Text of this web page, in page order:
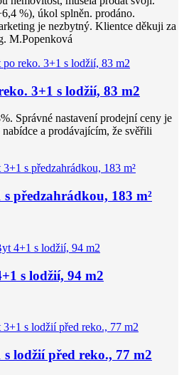
%), úkol splněn. prodáno.
je nezbytný. Klientce děkuji za
M.Popenková
3+1 s lodžií, 83 m2
Správné nastavení prodejní ceny je
a prodávajícím, že svěřili
předzahrádkou, 183 m²
s lodžií, 94 m2
lodžií před reko., 77 m2